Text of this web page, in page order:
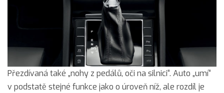
Přezdívaná také „nohy z pedálů, oči na silnici“. Auto „umí“
v podstatě stejné funkce jako o úroveň níž, ale rozdíl je